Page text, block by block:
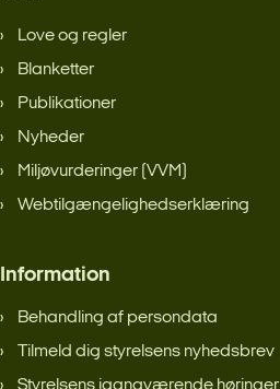
Love og regler
Blanketter
Publikationer
Nyheder
Miljøvurderinger (VVM)
Webtilgængelighedserklæring
Information
Behandling af persondata
Tilmeld dig styrelsens nyhedsbrev